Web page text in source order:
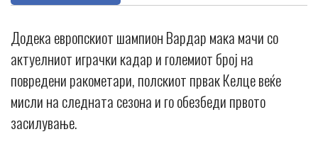
Додека европскиот шампион Вардар мака мачи со
актуелниот играчки кадар и големиот број на
повредени ракометари, полскиот првак Келце веќе
мисли на следната сезона и го обезбеди првото
засилување.